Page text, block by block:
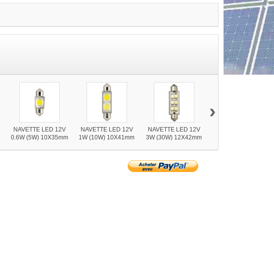
NAVETTE LED 12V
0.6W (5W) 10X35mm
NAVETTE LED 12V
1W (10W) 10X41mm
NAVETTE LED 12V
3W (30W) 12X42mm
›